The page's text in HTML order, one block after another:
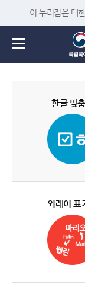
이 누리집은 대
한글 맞
외래어 표